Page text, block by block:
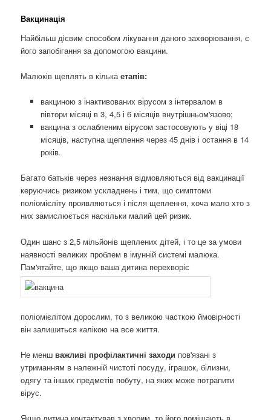
Вакцинація
Найбільш дієвим способом лікування даного захворювання, є
його запобігання за допомогою вакцини.
Малюків щеплять в кількаетапів:
вакциною з інактивованих вірусом з інтервалом в
півтори місяці в 3, 4,5 і 6 місяців внутрішньом'язово;
вакцина з ослабленим вірусом застосовують у віці 18
місяців, наступна щеплення через 45 днів і остання в 14
років.
Багато батьків через незнання відмовляються від вакцинації
керуючись ризиком ускладнень і тим, що симптоми
поліомієліту проявляються і після щеплення, хоча мало хто з
них замислюється наскільки малий цей ризик.
Один шанс з 2,5 мільйонів щеплених дітей, і то це за умови
наявності великих проблем в імунній системі малюка.
Пам'ятайте, що якщо ваша дитина перехворіє
поліомієлітом дорослим, то з великою часткою ймовірності
він залишиться калікою на все життя.
Не менш важливі профілактичні заходи пов'язані з
утриманням в належній чистоті посуду, іграшок, білизни,
одягу та інших предметів побуту, на яких може потрапити
вірус.